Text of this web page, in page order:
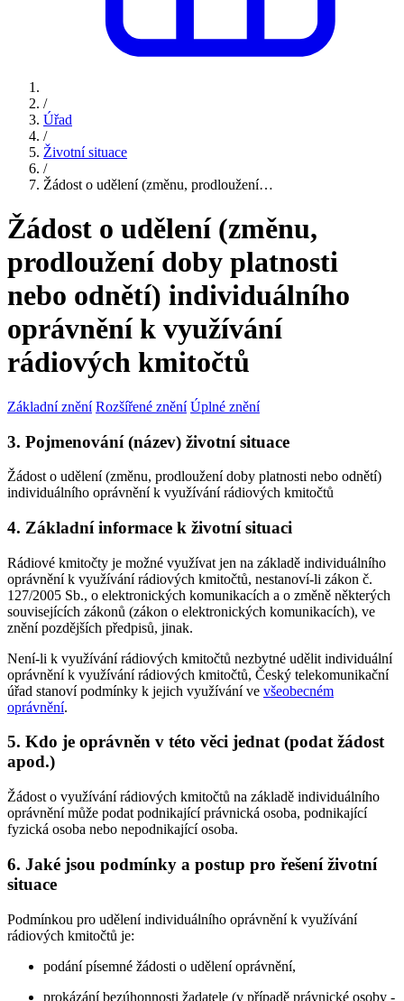
/
Úřad
/
Životní situace
/
Žádost o udělení (změnu, prodloužení…
Žádost o udělení (změnu,
prodloužení doby platnosti
nebo odnětí) individuálního
oprávnění k využívání
rádiových kmitočtů
Základní znění Rozšířené znění Úplné znění
3. Pojmenování (název) životní situace
Žádost o udělení (změnu, prodloužení doby platnosti nebo odnětí)
individuálního oprávnění k využívání rádiových kmitočtů
4. Základní informace k životní situaci
Rádiové kmitočty je možné využívat jen na základě individuálního
oprávnění k využívání rádiových kmitočtů, nestanoví-li zákon č.
127/2005 Sb., o elektronických komunikacích a o změně některých
souvisejících zákonů (zákon o elektronických komunikacích), ve
znění pozdějších předpisů, jinak.
Není-li k využívání rádiových kmitočtů nezbytné udělit individuální
oprávnění k využívání rádiových kmitočtů, Český telekomunikační
úřad stanoví podmínky k jejich využívání ve všeobecném
oprávnění.
5. Kdo je oprávněn v této věci jednat (podat žádost
apod.)
Žádost o využívání rádiových kmitočtů na základě individuálního
oprávnění může podat podnikající právnická osoba, podnikající
fyzická osoba nebo nepodnikající osoba.
6. Jaké jsou podmínky a postup pro řešení životní
situace
Podmínkou pro udělení individuálního oprávnění k využívání
rádiových kmitočtů je:
podání písemné žádosti o udělení oprávnění,
prokázání bezúhonnosti žadatele (v případě právnické osoby -